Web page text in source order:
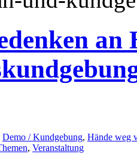
an
Demo / Kundgebung, Hände weg
, Veranstaltung